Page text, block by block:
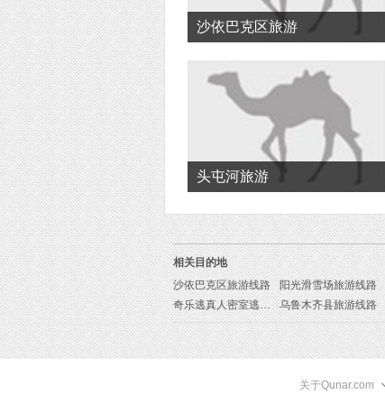
沙依巴克区旅游
头屯河旅游
相关目的地
沙依巴克区旅游线路
阳光滑雪场旅游线路
奇乐逃真人密室逃脱旅游线路
乌鲁木齐县旅游线路
关于Qunar.com